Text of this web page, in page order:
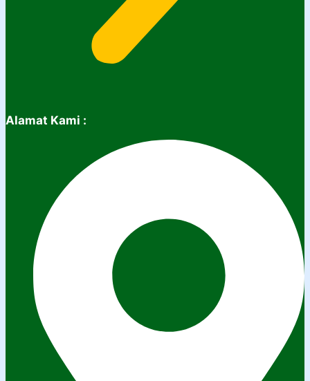
Alamat Kami :